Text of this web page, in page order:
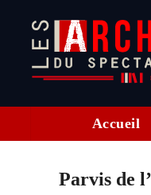
Accueil
Parvis de